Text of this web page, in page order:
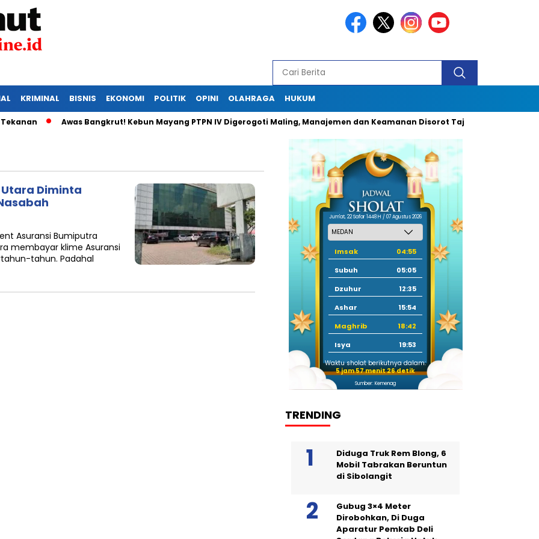
KRIMINAL BISNIS EKONOMI POLITIK OPINI OLAHRAGA HUKUM
Awas Bangkrut! Kebun Mayang PTPN IV Digerogoti Maling, Manajemen dan Keamanan Disorot Tajam
Diminta
Asuransi Bumiputra
membayar klime Asuransi
tahun. Padahal
Jum'at, 22 Safar 1448 H / 07 Agustus 2026
Imsak
04:55
Subuh
05:05
Dzuhur
12:35
Ashar
15:54
Maghrib
18:42
Isya
19:53
Waktu sholat berikutnya dalam:
5 jam 57 menit 26 detik
Sumber: Kemenag
TRENDING
Diduga Truk Rem Blong, 6
Mobil Tabrakan Beruntun
di Sibolangit
Gubug 3×4 Meter
Dirobohkan, Di Duga
Aparatur Pemkab Deli